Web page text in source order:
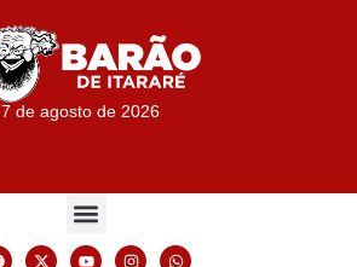
7 de agosto de 2026